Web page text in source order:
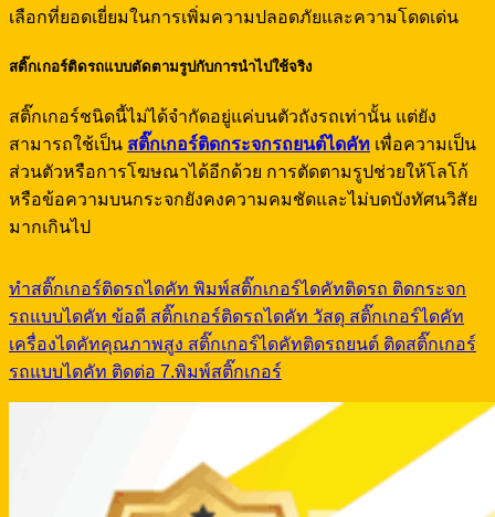
เลือกที่ยอดเยี่ยมในการเพิ่มความปลอดภัยและความโดดเด่น
สติ๊กเกอร์ติดรถแบบตัดตามรูปกับการนำไปใช้จริง
สติ๊กเกอร์ชนิดนี้ไม่ได้จำกัดอยู่แค่บนตัวถังรถเท่านั้น แต่ยัง
สามารถใช้เป็น สติ๊กเกอร์ติดกระจกรถยนต์ไดคัท เพื่อความเป็น
ส่วนตัวหรือการโฆษณาได้อีกด้วย การตัดตามรูปช่วยให้โลโก้
หรือข้อความบนกระจกยังคงความคมชัดและไม่บดบังทัศนวิสัย
มากเกินไป
ทำสติ๊กเกอร์ติดรถไดคัท พิมพ์สติ๊กเกอร์ไดคัทติดรถ ติดกระจก
รถแบบไดคัท ข้อดี สติ๊กเกอร์ติดรถไดคัท วัสดุ สติ๊กเกอร์ไดคัท
เครื่องไดคัทคุณภาพสูง สติ๊กเกอร์ไดคัทติดรถยนต์ ติดสติ๊กเกอร์
รถแบบไดคัท ติดต่อ 7.พิมพ์สติ๊กเกอร์